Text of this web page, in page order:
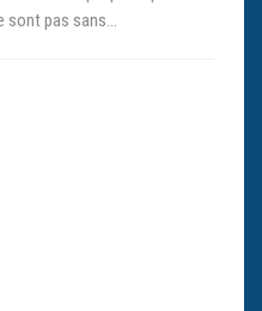
pas sans…